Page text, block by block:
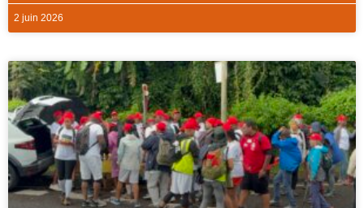
2 juin 2026